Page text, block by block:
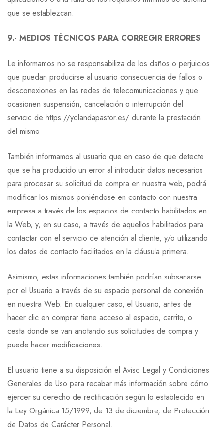
que se establezcan.
9.- MEDIOS TÉCNICOS PARA CORREGIR ERRORES
Le informamos no se responsabiliza de los daños o perjuicios
que puedan producirse al usuario consecuencia de fallos o
desconexiones en las redes de telecomunicaciones y que
ocasionen suspensión, cancelación o interrupción del
servicio de https://yolandapastor.es/ durante la prestación
del mismo
También informamos al usuario que en caso de que detecte
que se ha producido un error al introducir datos necesarios
para procesar su solicitud de compra en nuestra web, podrá
modificar los mismos poniéndose en contacto con nuestra
empresa a través de los espacios de contacto habilitados en
la Web, y, en su caso, a través de aquellos habilitados para
contactar con el servicio de atención al cliente, y/o utilizando
los datos de contacto facilitados en la cláusula primera.
Asimismo, estas informaciones también podrían subsanarse
por el Usuario a través de su espacio personal de conexión
en nuestra Web. En cualquier caso, el Usuario, antes de
hacer clic en comprar tiene acceso al espacio, carrito, o
cesta donde se van anotando sus solicitudes de compra y
puede hacer modificaciones.
El usuario tiene a su disposición el Aviso Legal y Condiciones
Generales de Uso para recabar más información sobre cómo
ejercer su derecho de rectificación según lo establecido en
la Ley Orgánica 15/1999, de 13 de diciembre, de Protección
de Datos de Carácter Personal.